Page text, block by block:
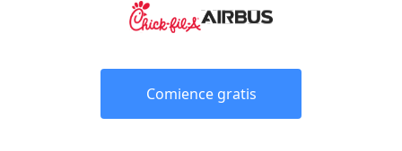
Comience gratis